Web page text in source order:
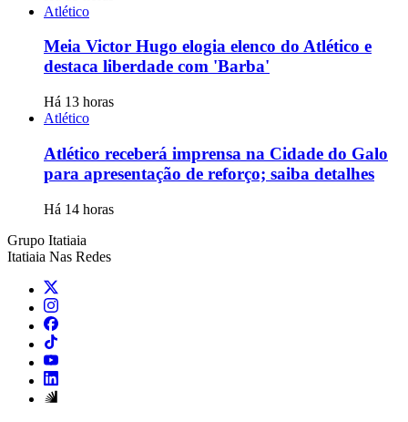
Atlético
Meia Victor Hugo elogia elenco do Atlético e
destaca liberdade com 'Barba'
Há 13 horas
Atlético
Atlético receberá imprensa na Cidade do Galo
para apresentação de reforço; saiba detalhes
Há 14 horas
Grupo Itatiaia
Itatiaia Nas Redes